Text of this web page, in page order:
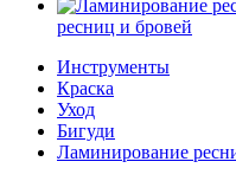
ресниц и бровей
Инструменты
Краска
Уход
Бигуди
Ламинирование